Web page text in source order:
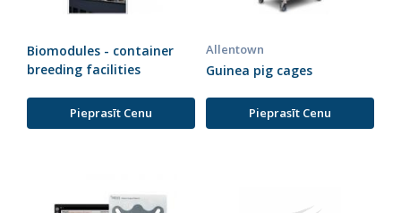
Biomodules - container
breeding facilities
Pieprasīt Cenu
Allentown
Guinea pig cages
Pieprasīt Cenu